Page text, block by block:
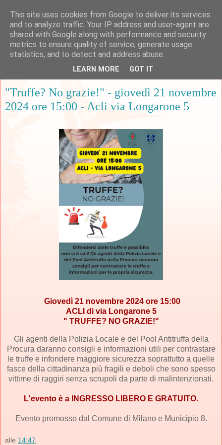
giovedì 7 novembre 2024
"Truffe? No grazie!" - giovedì 21 novembre
2024 ore 15:00 - Acli via Longarone 5
Giovedì 21 novembre 2024 ore 15:00
ACLI di via Longarone 5
" TRUFFE? NO GRAZIE!"
Gli agenti della Polizia Locale e del Pool Antitruffa della
Procura daranno consigli e informazioni utili per contrastare
le truffe e infondere maggiore sicurezza soprattutto a quelle
fasce della cittadinanza più fragili e deboli che sono spesso
vittime di raggiri senza scrupoli da parte di malintenzionati.
L'evento è a INGRESSO LIBERO E GRATUITO.
Evento promosso dal Comune di Milanoe Municipio 8.
alle 14:47
This site uses cookies from Google to deliver its services
and to analyze traffic. Your IP address and user-agent are
shared with Google along with performance and security
metrics to ensure quality of service, generate usage
statistics, and to detect and address abuse.
LEARN MORE GOT IT